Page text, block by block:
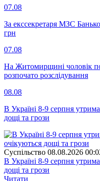
07.08
За екссекретаря МЗС
грн
07.08
На Житомирщині чоловік
розпочато розслідування
08.08
В Україні 8-9 серпня
дощі та грози
Суспiльство 08.08.2026
В Україні 8-9 серпня
дощі та грози
Читати